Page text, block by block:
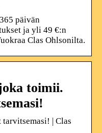
päivän
ja yli 49 €:n
Clas Ohlsonilta.
toimii.
| Clas